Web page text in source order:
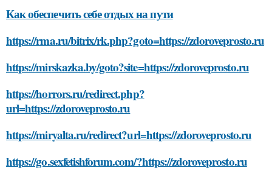
Как обеспечить себе отдых на пути
https://rma.ru/bitrix/rk.php?goto=https://zdoroveprosto.ru
https://mirskazka.by/goto?site=https://zdoroveprosto.ru
https://horrors.ru/redirect.php?
url=https://zdoroveprosto.ru
https://miryalta.ru/redirect?url=https://zdoroveprosto.ru
https://go.sexfetishforum.com/?https://zdoroveprosto.ru